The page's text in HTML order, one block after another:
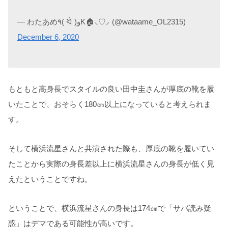
— わたあめ٩( ᐛ )وK🏠⸜♡⸝‍ (@wataame_OL2315)
December 6, 2020
もともと高身長でスタイルの良い田中圭さんが厚底の靴を履
いたことで、おそらく180㎝以上になっていると考えられま
す。
そして横浜流星さんと共演された際も、厚底の靴を履いてい
たことから実際の身長差以上に横浜流星さんの身長が低く見
えたということですね。
ということで、横浜流星さんの身長は174㎝で「サバ読み疑
惑」はデマである可能性が高いです。